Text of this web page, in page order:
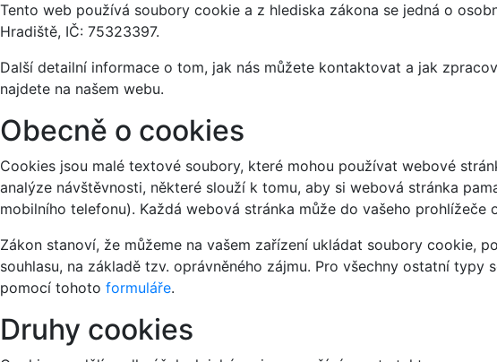
Tento web používá soubory cookie a z hlediska zákona se jedná o
Hradiště, IČ: 75323397.
Další detailní informace o tom, jak nás můžete kontaktovat a jak
najdete na našem webu.
Obecně o cookies
Cookies jsou malé textové soubory, které mohou používat webové
analýze návštěvnosti, některé slouží k tomu, aby si webová stránka
mobilního telefonu). Každá webová stránka může do vašeho
Zákon stanoví, že můžeme na vašem zařízení ukládat soubory cookie,
souhlasu, na základě tzv. oprávněného zájmu. Pro všechny ostatní
pomocí tohoto formuláře.
Druhy cookies